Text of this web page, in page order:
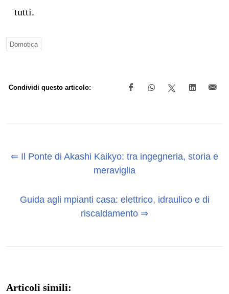
tutti.
Domotica
Condividi questo articolo:
⇐ Il Ponte di Akashi Kaikyo: tra ingegneria, storia e
meraviglia
Guida agli mpianti casa: elettrico, idraulico e di
riscaldamento ⇒
Articoli simili: